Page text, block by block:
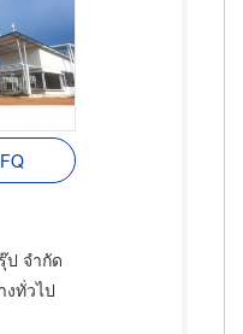
ป จำกัด
งทั่วไป